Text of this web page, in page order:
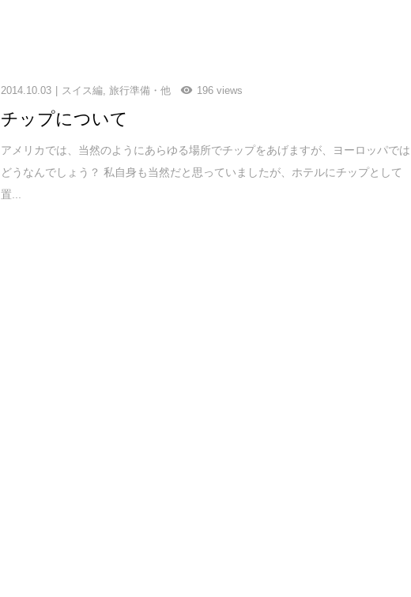
2014.10.03 スイス編,旅行準備・他 196 views
チップについて
アメリカでは、当然のようにあらゆる場所でチップをあげますが、ヨーロッパでは
どうなんでしょう？ 私自身も当然だと思っていましたが、ホテルにチップとして
置...